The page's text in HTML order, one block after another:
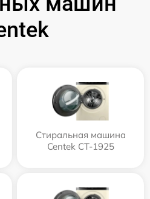
Стиральная машина
Centek CT-1925